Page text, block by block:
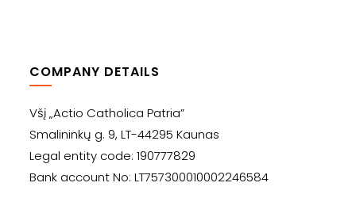
COMPANY DETAILS
Všį „Actio Catholica Patria”
Smalininkų g. 9, LT-44295 Kaunas
Legal entity code: 190777829
Bank account No: LT757300010002246584